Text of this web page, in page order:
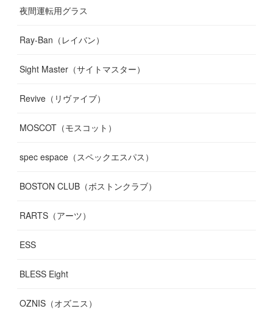
夜間運転用グラス
Ray-Ban（レイバン）
Sight Master（サイトマスター）
Revive（リヴァイブ）
MOSCOT（モスコット）
spec espace（スペックエスパス）
BOSTON CLUB（ボストンクラブ）
RARTS（アーツ）
ESS
BLESS Eight
OZNIS（オズニス）